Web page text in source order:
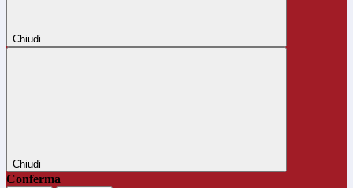
Chiudi
Chiudi
Conferma